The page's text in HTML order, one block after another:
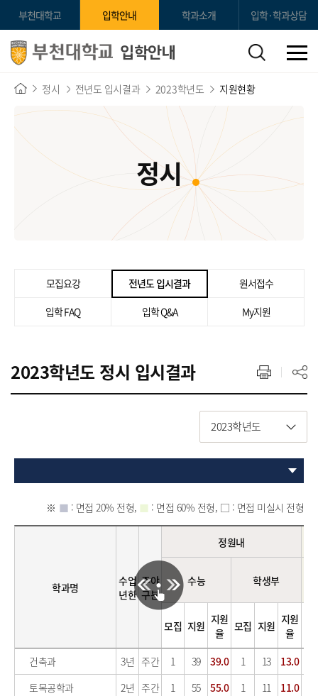
부천대학교 입학안내 학과소개 입학·학과상담
입학안내
정시 전년도 입시결과 2023학년도 지원현황
정시
모집요강 전년도 입시결과
원서접수
입학 FAQ
입학 Q&A My지원
2023학년도 정시 입시결과
2023학년도
■ : 면접 20% 전형, ■ : 면접 60% 전형, □ : 면접 미실시 전형
학과명
수업
년한
주야
구분
정원내
수능 학생부
모집 지원 지원
율
모집 지원 지원
율
건축과 3년 주간 1 39 39.0 1 13 13.0
토목공학과
2년 주간 1 55 55.0 1 11 11.0